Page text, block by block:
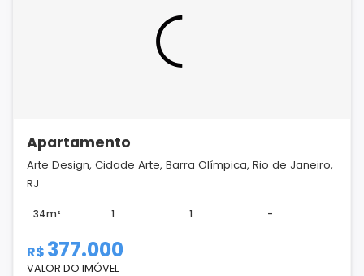
Apartamento
Arte Design, Cidade Arte, Barra Olímpica, Rio de Janeiro,
RJ
34m² 1 1 -
R$ 377.000
VALOR DO IMÓVEL